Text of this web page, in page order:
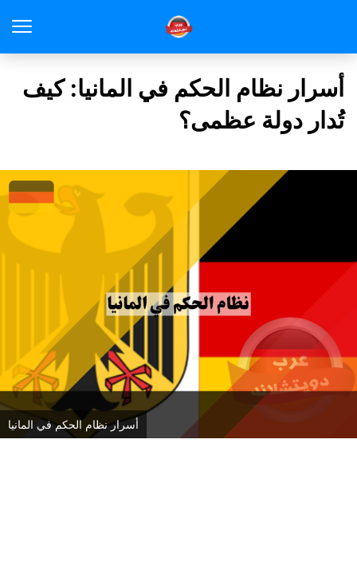
أسرار نظام الحكم في المانيا: كيف
تُدار دولة عظمى؟
أسرار نظام الحكم في المانيا